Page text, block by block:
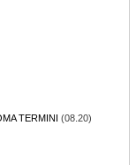
TERMINI (08.20)